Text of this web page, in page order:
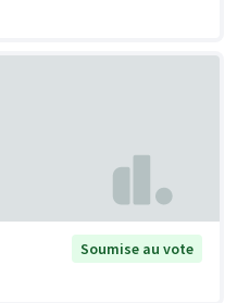
Soumise au vote